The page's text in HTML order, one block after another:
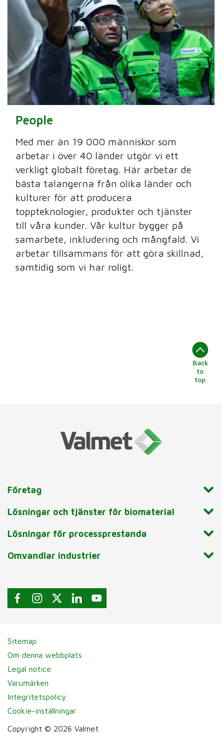
People
Med mer än 19 000 människor som
arbetar i över 40 länder utgör vi ett
verkligt globalt företag. Här arbetar de
bästa talangerna från olika länder och
kulturer för att producera
toppteknologier, produkter och tjänster
till våra kunder. Vår kultur bygger på
samarbete, inkludering och mångfald. Vi
arbetar tillsammans för att göra skillnad,
samtidig som vi har roligt.
Back
to
top
Företag
Lösningar och tjänster för biomaterial
Lösningar för processprestanda
Omvandlar industrier
Sitemap
Om denna webbplats
Legal notice
Varumärken
Integritetspolicy
Cookie-inställningar
Copyright © 2026 Valmet